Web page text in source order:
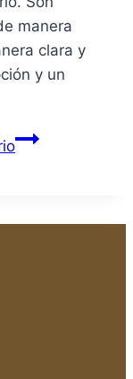
manera
clara y
y un